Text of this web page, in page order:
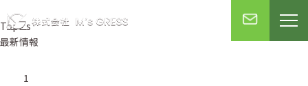
Topics
最新情報
1